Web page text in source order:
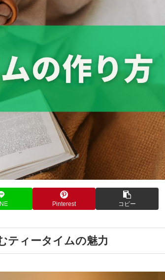
Pinterest コピー
ティータイムの魅力